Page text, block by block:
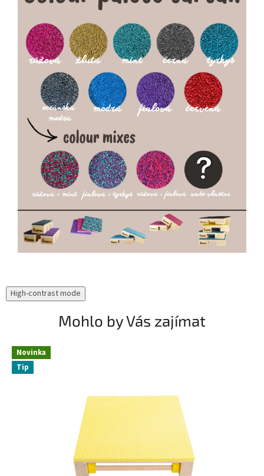
High-contrast mode
Mohlo by Vás zajímat
Novinka
Tip